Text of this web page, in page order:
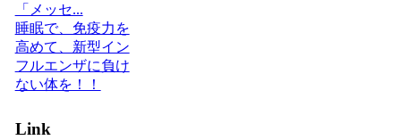
「メッセ...
睡眠で、免疫力を
高めて、新型イン
フルエンザに負け
ない体を！！
Link